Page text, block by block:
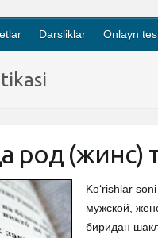
Darsliklar Onlayn
род (жинс)
Ko‘rishlar
мужской,
биридан